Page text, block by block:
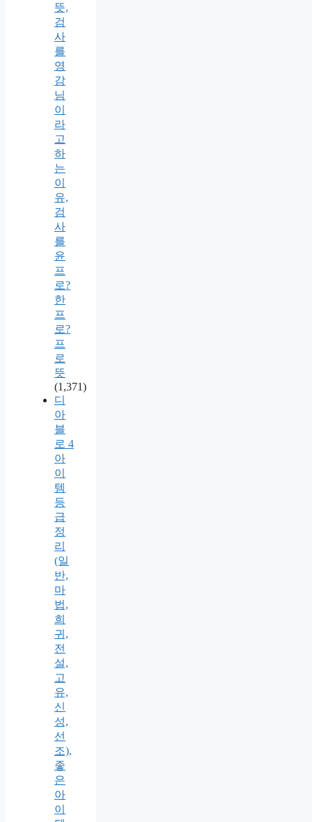
뜻,
검
사
를
영
감
님
이
라
고
하
는
이
유,
검
사
를
윤
프
로?
한
프
로?
프
로
뜻
(1,371)
디
아
블
로 4
아
이
템
등
급
정
리
(일
반,
마
법,
희
귀,
전
설,
고
유,
신
성,
선
조),
좋
은
아
이